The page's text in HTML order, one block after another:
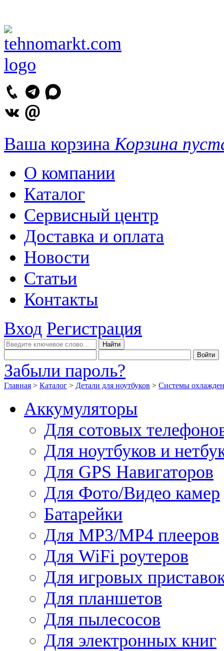
Ваша корзина Корзина
О компании
Каталог
Сервисный центр
Доставка и оплата
Новости
Статьи
Контакты
Вход Регистрация
Забыли пароль?
Главная > Каталог > Детали для ноутбуков > Системы
Аккумуляторы
Для сотовых
Для ноутбуков и
Для GPS Навигаторов
Для Фото/Видео камер
Батарейки
Для MP3/MP4 плееров
Для WiFi роутеров
Для игровых
Для планшетов
Для пылесосов
Для электронных книг